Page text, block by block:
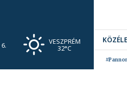
VESZPRÉM
32°C